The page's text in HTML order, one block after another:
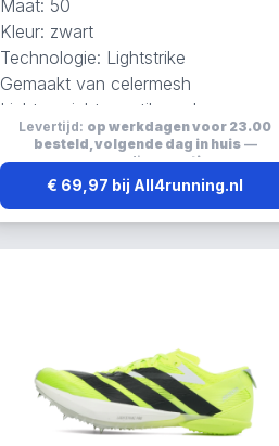
Maat: 50
Kleur: zwart
Technologie: Lightstrike
Gemaakt van celermesh
Lichtgewicht, ventilerend en
ademend
Levertijd: op werkdagen voor 23.00
besteld, volgende dag in huis—
verzending:gratis
€ 69,97 bij All4running.nl